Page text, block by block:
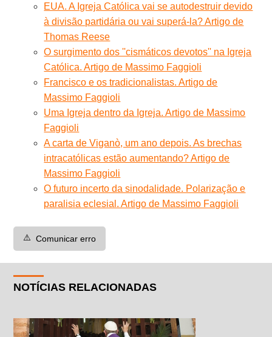
EUA. A Igreja Católica vai se autodestruir devido
à divisão partidária ou vai superá-la? Artigo de
Thomas Reese
O surgimento dos ''cismáticos devotos'' na Igreja
Católica. Artigo de Massimo Faggioli
Francisco e os tradicionalistas. Artigo de
Massimo Faggioli
Uma Igreja dentro da Igreja. Artigo de Massimo
Faggioli
A carta de Viganò, um ano depois. As brechas
intracatólicas estão aumentando? Artigo de
Massimo Faggioli
O futuro incerto da sinodalidade. Polarização e
paralisia eclesial. Artigo de Massimo Faggioli
⚠️ Comunicar erro
NOTÍCIAS RELACIONADAS